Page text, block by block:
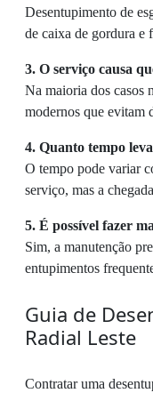
Desentupimento de
de caixa de gordura e
3. O serviço causa
Na maioria dos casos
modernos que evitam
4. Quanto tempo
O tempo pode variar
serviço, mas a
5. É possível fazer
Sim, a manutenção
entupimentos
Guia de
Radial Leste
Contratar uma